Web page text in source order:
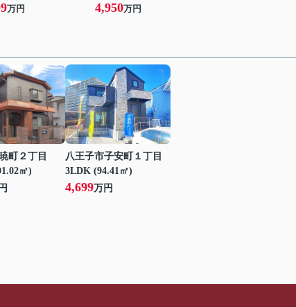
万円 4,950万円
町２丁目
㎡)
八王子市子安町１丁目
3LDK (94.41㎡)
4,699万円